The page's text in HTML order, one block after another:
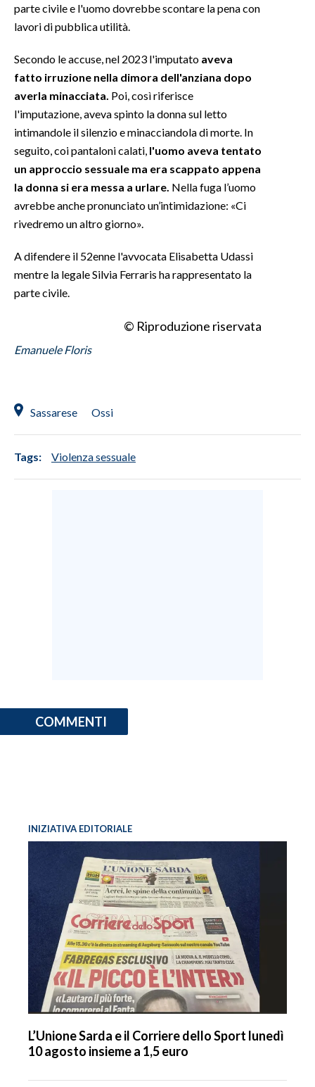
NOTIZIE
EVENTI
3 MINUTI CON
INSULARITÀ
INFO AZIENDE
ABBONATI
PUBBLICITÀ
SPIAGGE
STORE
parte civile e l'uomo dovrebbe scontare la pena con
lavori di pubblica utilità.
Secondo le accuse, nel 2023 l'imputato aveva
fatto irruzione nella dimora dell'anziana dopo
averla minacciata. Poi, così riferisce
l'imputazione, aveva spinto la donna sul letto
intimandole il silenzio e minacciandola di morte. In
seguito, coi pantaloni calati, l'uomo aveva tentato
un approccio sessuale ma era scappato appena
la donna si era messa a urlare. Nella fuga l’uomo
avrebbe anche pronunciato un’intimidazione: «Ci
rivedremo un altro giorno».
A difendere il 52enne l'avvocata Elisabetta Udassi
mentre la legale Silvia Ferraris ha rappresentato la
parte civile.
© Riproduzione riservata
Emanuele Floris
Sassarese Ossi
Tags: Violenza sessuale
COMMENTI
INIZIATIVA EDITORIALE
L’Unione Sarda e il Corriere dello Sport lunedì
10 agosto insieme a 1,5 euro